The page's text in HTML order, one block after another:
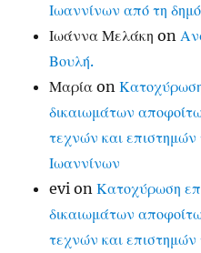
Ιωαννίνων από τη
Ιωάννα Μελάκη on
Βουλή.
Μαρία on
δικαιωμάτων
τεχνών και
Ιωαννίνων
evi onΚατοχύρωση
δικαιωμάτων
τεχνών και